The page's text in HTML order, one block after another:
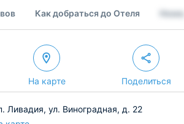
Как добраться до Отеля
На карте Поделиться
Ливадия, ул. Виноградная, д. 22